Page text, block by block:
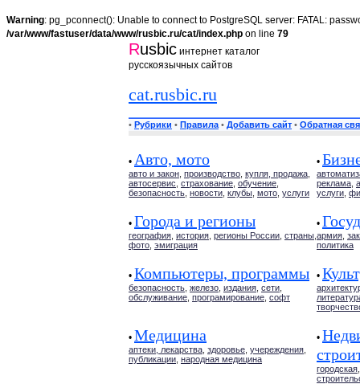
Warning: pg_pconnect(): Unable to connect to PostgreSQL server: FATAL:
/var/www/fastuser/data/www/rusbic.ru/cat/index.php on line 79
Rusbic интернет каталог
русскоязычных сайтов
cat.rusbic.ru
• Рубрики • Правила • Добавить сайт • Обратная
• Авто, мото
авто и закон производство купля, продажа
автосервис страхование обучение
безопасность новости клубы мото услуги
•
реклама
услуги
• Города и регионы
география история регионы России страны
фото эмиграция
•
армия
политика
• Компьютеры, программы
безопасность железо издания сети
обслуживание програмирование софт
•
• Медицина
аптеки, лекарства здоровье учереждения
публикации народная медицина
•
городская